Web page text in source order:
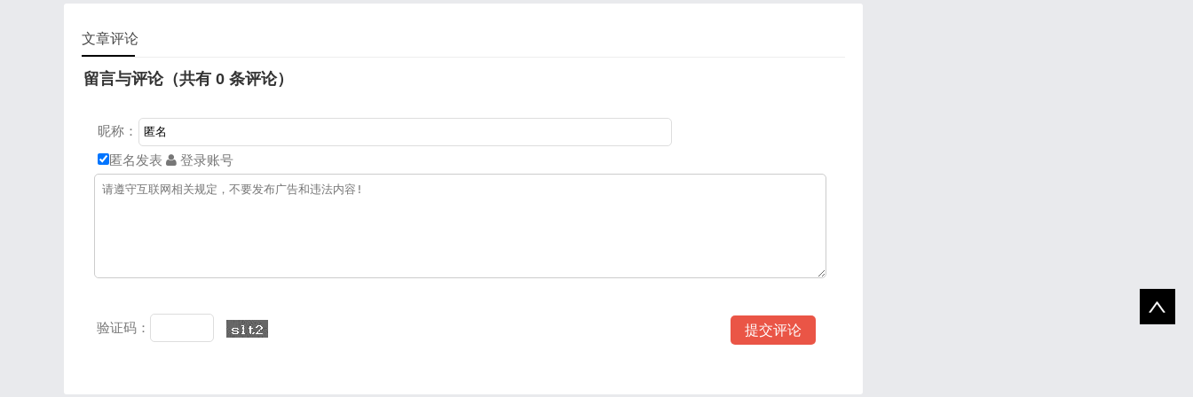
文章评论
留言与评论（共有 0 条评论）
昵称：
匿名发表
登录账号
验证码：